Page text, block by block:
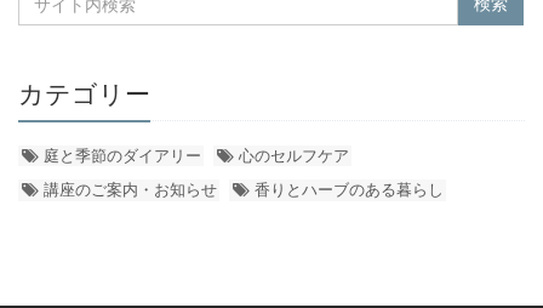
カテゴリー
庭と季節のダイアリー
心のセルフケア
講座のご案内・お知らせ
香りとハーブのある暮らし